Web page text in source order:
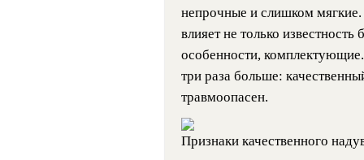
непрочные и слишком
влияет не только
особенности,
три раза больше:
травмоопасен.
Признаки качественного